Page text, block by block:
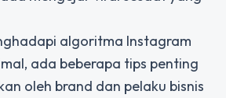
algoritma Instagram
ada beberapa tips penting
oleh brand dan pelaku bisnis